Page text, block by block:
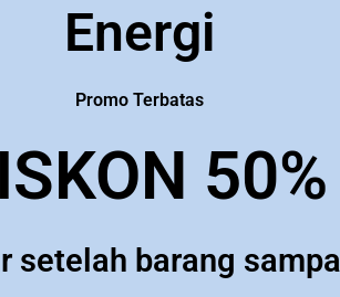
Energi
Promo Terbatas
50%
setelah barang